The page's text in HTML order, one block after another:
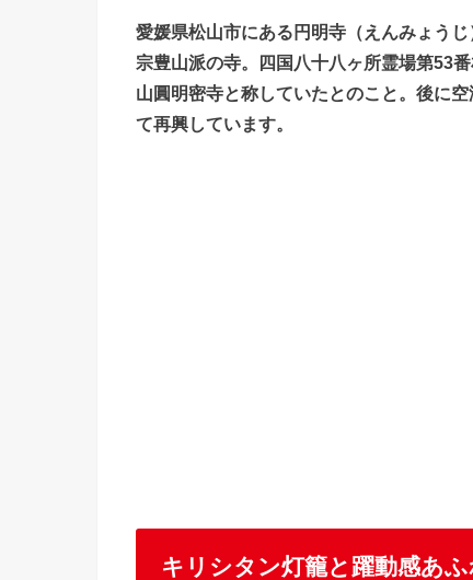
愛媛県松山市にある円明寺（えんみょう
宗豊山派の寺。四国八十八ヶ所霊場第53
山圓明密寺と称していたとのこと。後に
て再興しています。
キリシタン灯籠と躍動感あ